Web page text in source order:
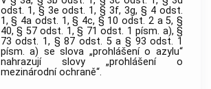
odst. 1, § 3e odst. 1, § 3f, 3g, § 4 odst.
1, § 4a odst. 1, § 4c, § 10 odst. 2 a 5, §
40, § 57 odst. 1, § 71 odst. 1 písm. a), §
73 odst. 1, § 87 odst. 5 a § 93 odst. 1
písm. a) se slova „prohlášení o azylu“
nahrazují slovy „prohlášení o
mezinárodní ochraně“.